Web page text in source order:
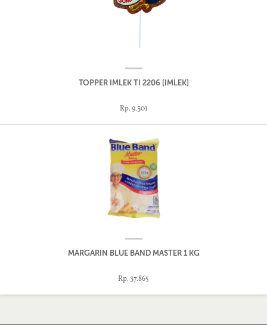
TOPPER IMLEK TI 2206 [IMLEK]
Rp. 9.301
MARGARIN BLUE BAND MASTER 1 KG
Rp. 37.865